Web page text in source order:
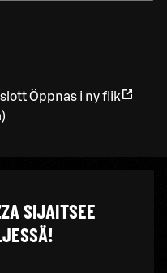
Öppnas i ny flik
)
SIJAITSEE